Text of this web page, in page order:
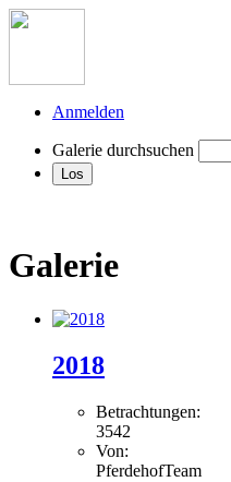
Anmelden
Galerie durchsuchen
Galerie
2018
Betrachtungen:
3542
Von:
PferdehofTeam